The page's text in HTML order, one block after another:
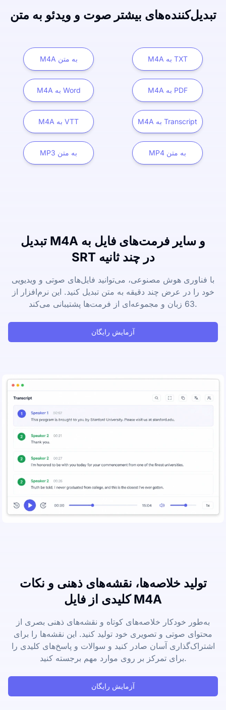
تبدیل‌کننده‌های بیشتر صوت و ویدئو به متن
M4A به متن M4A به TXT
M4A به Word M4A به PDF
M4A به VTT M4A به Transcript
MP3 به متن MP4 به متن
تبدیل M4A و سایر فرمت‌های فایل به
SRT در چند ثانیه
با فناوری هوش مصنوعی، می‌توانید فایل‌های صوتی و ویدیویی
خود را در عرض چند دقیقه به متن تبدیل کنید. این نرم‌افزار از
63 زبان و مجموعه‌ای از فرمت‌ها پشتیبانی می‌کند.
آزمایش رایگان
تولید خلاصه‌ها، نقشه‌های ذهنی و نکات
کلیدی از فایل M4A
به‌طور خودکار خلاصه‌های کوتاه و نقشه‌های ذهنی بصری از
محتوای صوتی و تصویری خود تولید کنید. این نقشه‌ها را برای
اشتراک‌گذاری آسان صادر کنید و سوالات و پاسخ‌های کلیدی را
برای تمرکز بر روی موارد مهم برجسته کنید.
آزمایش رایگان